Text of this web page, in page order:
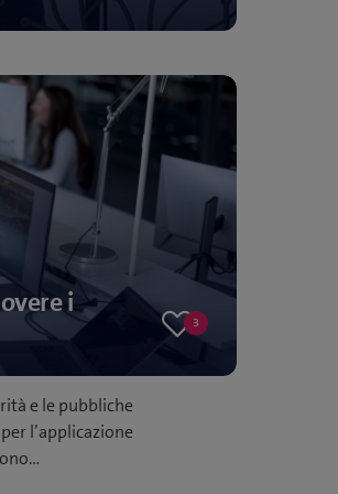
3
3
i
e le pubbliche
l’applicazione